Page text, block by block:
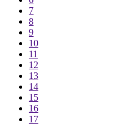
7
8
9
10
11
12
13
14
15
16
17